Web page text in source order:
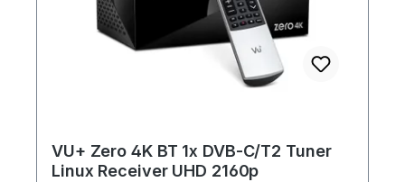
VU+ Zero 4K BT 1x DVB-C/T2 Tuner
Linux Receiver UHD 2160p